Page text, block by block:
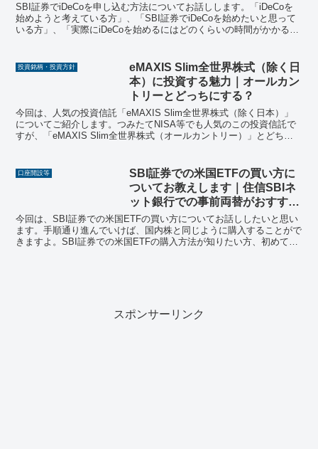
SBI証券でiDeCoを申し込む方法についてお話しします。「iDeCoを
始めようと考えている方」、「SBI証券でiDeCoを始めたいと思って
いる方」、「実際にiDeCoを始めるにはどのくらいの時間がかかるの
投資銘柄・投資方針
eMAXIS Slim全世界株式（除く日
本）に投資する魅力｜オールカン
トリーとどっちにする？
今回は、人気の投資信託「eMAXIS Slim全世界株式（除く日本）」
についてご紹介します。つみたてNISA等でも人気のこの投資信託で
すが、「eMAXIS Slim全世界株式（オールカントリー）」とどちら
口座開設等
SBI証券での米国ETFの買い方に
ついてお教えします｜住信SBIネ
ット銀行での事前両替がおすす
め！
今回は、SBI証券での米国ETFの買い方についてお話ししたいと思い
ます。手順通り進んでいけば、国内株と同じように購入することがで
きますよ。SBI証券での米国ETFの購入方法が知りたい方、初めて米
スポンサーリンク